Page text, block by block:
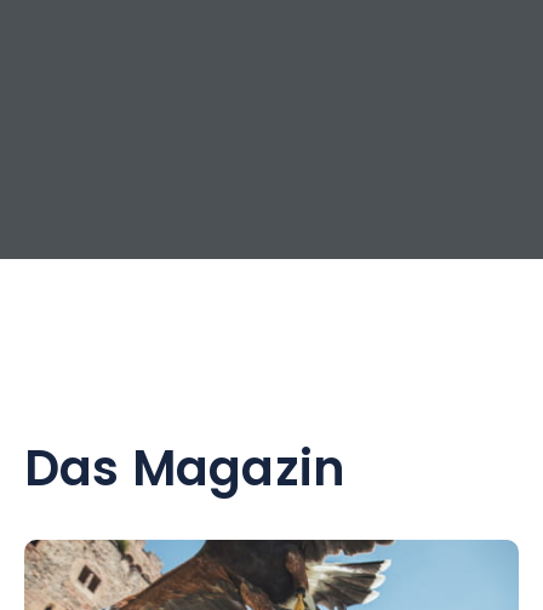
Das Magazin